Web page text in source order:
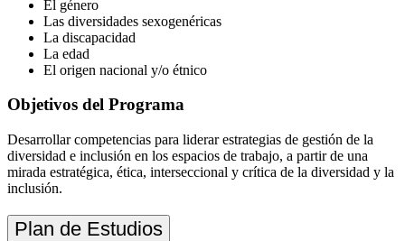
El género
Las diversidades sexogenéricas
La discapacidad
La edad
El origen nacional y/o étnico
Objetivos del Programa
Desarrollar competencias para liderar estrategias de gestión de la
diversidad e inclusión en los espacios de trabajo, a partir de una
mirada estratégica, ética, interseccional y crítica de la diversidad y la
inclusión.
Plan de Estudios